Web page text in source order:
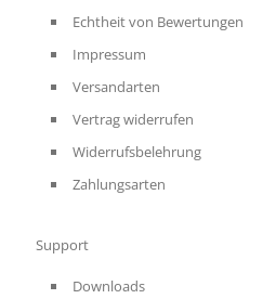
Echtheit von Bewertungen
Impressum
Versandarten
Vertrag widerrufen
Widerrufsbelehrung
Zahlungsarten
Support
Downloads